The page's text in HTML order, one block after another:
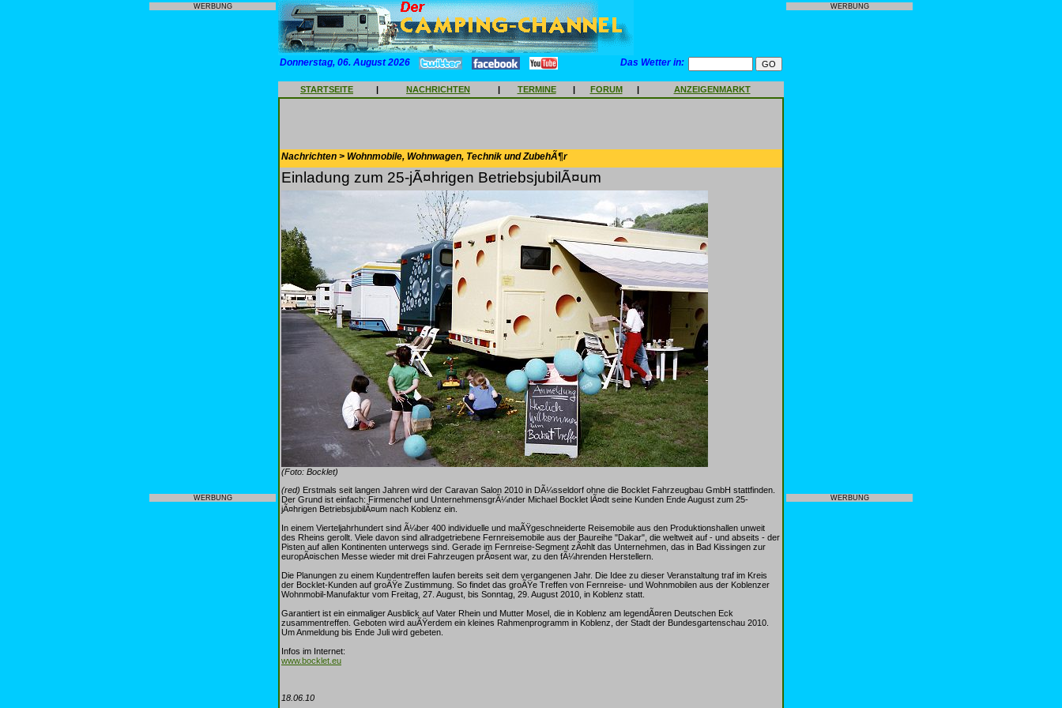
WERBUNG
WERBUNG
Donnerstag, 06. August 2026 Das Wetter in:
STARTSEITE | NACHRICHTEN | TERMINE | FORUM | ANZEIGENMARKT
Nachrichten > Wohnmobile, Wohnwagen, Technik und ZubehÃ¶r
Einladung zum 25-jÃ¤hrigen BetriebsjubilÃ¤um
(Foto: Bocklet)
(red) Erstmals seit langen Jahren wird der Caravan Salon 2010 in DÃ¼sseldorf ohne die Bocklet Fahrzeugbau GmbH stattfinden.
Der Grund ist einfach: Firmenchef und UnternehmensgrÃ¼nder Michael Bocklet lÃ¤dt seine Kunden Ende August zum 25-
jÃ¤hrigen BetriebsjubilÃ¤um nach Koblenz ein.
In einem Vierteljahrhundert sind Ã¼ber 400 individuelle und maÃŸgeschneiderte Reisemobile aus den Produktionshallen unweit
des Rheins gerollt. Viele davon sind allradgetriebene Fernreisemobile aus der Baureihe "Dakar", die weltweit auf - und abseits - der
Pisten auf allen Kontinenten unterwegs sind. Gerade im Fernreise-Segment zÃ¤hlt das Unternehmen, das in Bad Kissingen zur
europÃ¤ischen Messe wieder mit drei Fahrzeugen prÃ¤sent war, zu den fÃ¼hrenden Herstellern.
Die Planungen zu einem Kundentreffen laufen bereits seit dem vergangenen Jahr. Die Idee zu dieser Veranstaltung traf im Kreis
der Bocklet-Kunden auf groÃŸe Zustimmung. So findet das groÃŸe Treffen von Fernreise- und Wohnmobilen aus der Koblenzer
Wohnmobil-Manufaktur vom Freitag, 27. August, bis Sonntag, 29. August 2010, in Koblenz statt.
Garantiert ist ein einmaliger Ausblick auf Vater Rhein und Mutter Mosel, die in Koblenz am legendÃ¤ren Deutschen Eck
zusammentreffen. Geboten wird auÃŸerdem ein kleines Rahmenprogramm in Koblenz, der Stadt der Bundesgartenschau 2010.
Um Anmeldung bis Ende Juli wird gebeten.
Infos im Internet:
www.bocklet.eu
18.06.10
WERBUNG
WERBUNG